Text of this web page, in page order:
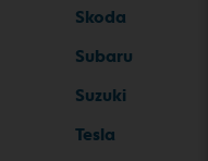
Skoda
Subaru
Suzuki
Tesla